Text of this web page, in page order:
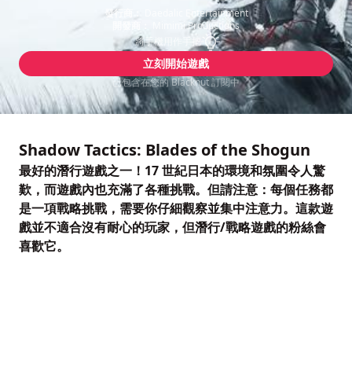
發行商：
Daedalic Entertainment
Mimimi Productions
將手機用作手把
立刻開始遊戲
已包含在您的 Blacknut 訂閱中
Shadow Tactics: Blades of the Shogun
最好的潛行遊戲之一！17 世紀日本的環境和氛圍令人驚
歎，而遊戲內也充滿了各種挑戰。但請注意：每個任務都
是一項戰略挑戰，需要你仔細觀察並集中注意力。這款遊
戲並不適合沒有耐心的玩家，但潛行/戰略遊戲的粉絲會
喜歡它。